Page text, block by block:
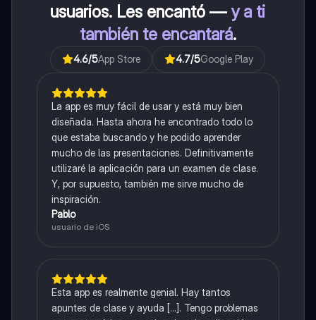
usuarios. Les encantó —y a ti
también te encantará.
4.6/5App Store 4.7/5Google Play
La app es muy fácil de usar y está muy bien
diseñada. Hasta ahora he encontrado todo lo
que estaba buscando y he podido aprender
mucho de las presentaciones. Definitivamente
utilizaré la aplicación para un examen de clase.
Y, por supuesto, también me sirve mucho de
inspiración.
Pablo
usuario de iOS
Esta app es realmente genial. Hay tantos
apuntes de clase y ayuda [...]. Tengo problemas